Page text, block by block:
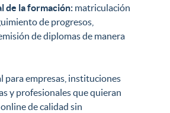
de la formación: matriculación
de progresos,
de diplomas de manera
para empresas, instituciones
y profesionales que quieran
de calidad sin